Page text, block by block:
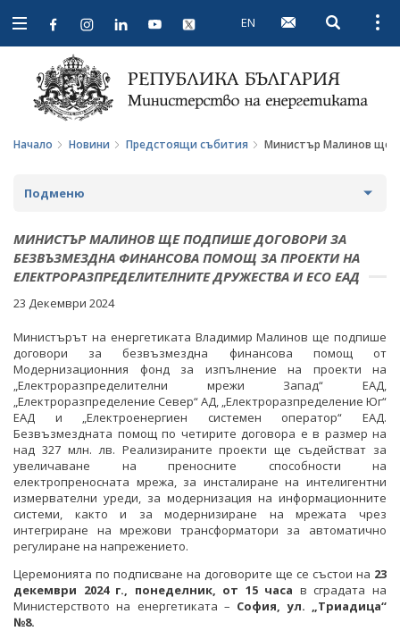
Open
navigation
EN Open
Начало Новини Предстоящи събития Министър Малинов ще
Подменю
НОВИНИ
ПРЕДСТОЯЩИ СЪБИТИЯ
ЗА ОБЩЕСТВЕНО ОБСЪЖДАНЕ
ПРОЕКТИ ЗА ОБЩЕСТВЕНО ОБСЪЖДАНЕ
ЗАВЪРШИЛИ ПРОЦЕДУРИ ЗА ОБЩЕСТВЕНО
ОБСЪЖДАНЕ
ИНТЕРВЮТА
ПАРЛАМЕНТАРЕН КОНТРОЛ
ФОТОГАЛЕРИЯ
ВИДЕОГАЛЕРИЯ
МИНИСТЪР МАЛИНОВ ЩЕ ПОДПИШЕ ДОГОВОРИ ЗА
БЕЗВЪЗМЕЗДНА ФИНАНСОВА ПОМОЩ ЗА ПРОЕКТИ НА
ЕЛЕКТРОРАЗПРЕДЕЛИТЕЛНИТЕ ДРУЖЕСТВА И ЕСО ЕАД
23 Декември 2024
Министърът на енергетиката Владимир Малинов ще подпише
договори за безвъзмездна финансова помощ от
Модернизационния фонд за изпълнение на проекти на
„Електроразпределителни мрежи Запад“ ЕАД,
„Електроразпределение Север“ АД, „Електроразпределение Юг“
ЕАД и „Електроенергиен системен оператор“ ЕАД.
Безвъзмездната помощ по четирите договора е в размер на
над 327 млн. лв. Реализираните проекти ще съдействат за
увеличаване на преносните способности на
електропреносната мрежа, за инсталиране на интелигентни
измервателни уреди, за модернизация на информационните
системи, както и за модернизиране на мрежата чрез
интегриране на мрежови трансформатори за автоматично
регулиране на напрежението.
Церемонията по подписване на договорите ще се състои на 23
декември 2024 г., понеделник, от 15часа в сградата на
Министерството на енергетиката – София, ул. „Триадица“
№8.